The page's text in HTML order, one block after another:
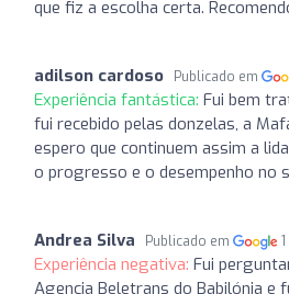
que fiz a escolha certa.
adilson cardoso Publicado em
Experiência fantástica: Fui bem
fui recebido pelas donzelas, a
espero que continuem assim a
o progresso e o desempenho no
Andrea Silva Publicado em
Experiência negativa: Fui
Agencia Beletrans do Babilónia e